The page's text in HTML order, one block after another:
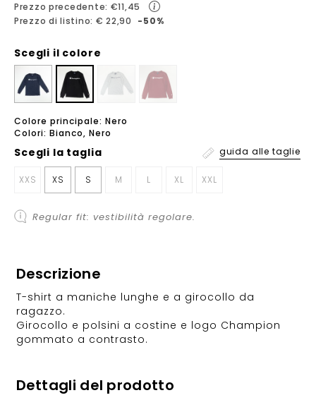
Prezzo precedente: €11,45
Prezzo di listino: € 22,90
-50%
Scegli il colore
Colore principale: Nero
Colori: Bianco, Nero
Scegli la taglia guida alle taglie
XXS XS S M L XL XXL
Regular fit: vestibilità regolare.
Descrizione
T-shirt a maniche lunghe e a girocollo da
ragazzo.
Girocollo e polsini a costine e logo Champion
gommato a contrasto.
Dettagli del prodotto